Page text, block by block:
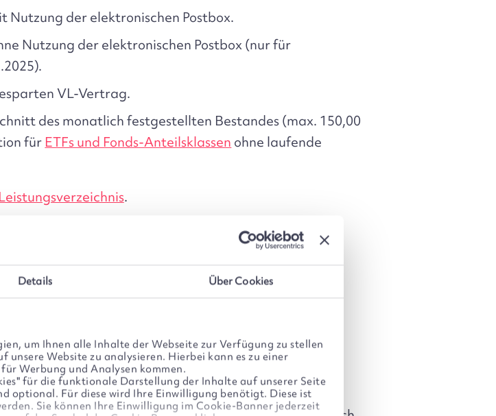
Details Über Cookies
um Ihnen alle Inhalte der Webseite zur Verfügung zu stellen
Website zu analysieren. Hierbei kann es zu einer
Werbung und Analysen kommen.
für die funktionale Darstellung der Inhalte auf unserer Seite
optional. Für diese wird Ihre Einwilligung benötigt. Diese ist
Sie können Ihre Einwilligung im Cookie-Banner jederzeit
Nutzung der elektronischen Postbox.
Nutzung der elektronischen Postbox (nur für
VL-Vertrag.
des monatlich festgestellten Bestandes (max. 150,00
für ETFs und Fonds-Anteilsklassen ohne laufende
.
Ihrer E-Mail-Adresse und einem Passwort.
digital aus.